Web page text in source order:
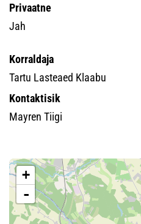
Privaatne
Jah
Korraldaja
Tartu Lasteaed Klaabu
Kontaktisik
Mayren Tiigi
+
-